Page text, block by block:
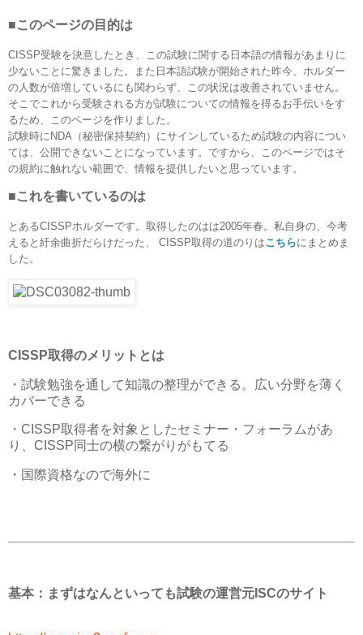
■このページの目的は
CISSP受験を決意したとき、この試験に関する日本語の情報があまりに
少ないことに驚きました。また日本語試験が開始された昨今、ホルダー
の人数が倍増しているにも関わらず、この状況は改善されていません。
そこでこれから受験される方が試験についての情報を得るお手伝いをす
るため、このページを作りました。
試験時にNDA（秘密保持契約）にサインしているため試験の内容につい
ては、公開できないことになっています。ですから、このページではそ
の規約に触れない範囲で、情報を提供したいと思っています。
■これを書いているのは
とあるCISSPホルダーです。取得したのはは2005年春。私自身の、今考
えると紆余曲折だらけだった、 CISSP取得の道のりはこちらにまとめま
した。
CISSP取得のメリットとは
・試験勉強を通して知識の整理ができる。広い分野を薄く
カバーできる
・CISSP取得者を対象としたセミナー・フォーラムがあ
り、CISSP同士の横の繋がりがもてる
・国際資格なので海外に
基本：まずはなんといっても試験の運営元ISCのサイト